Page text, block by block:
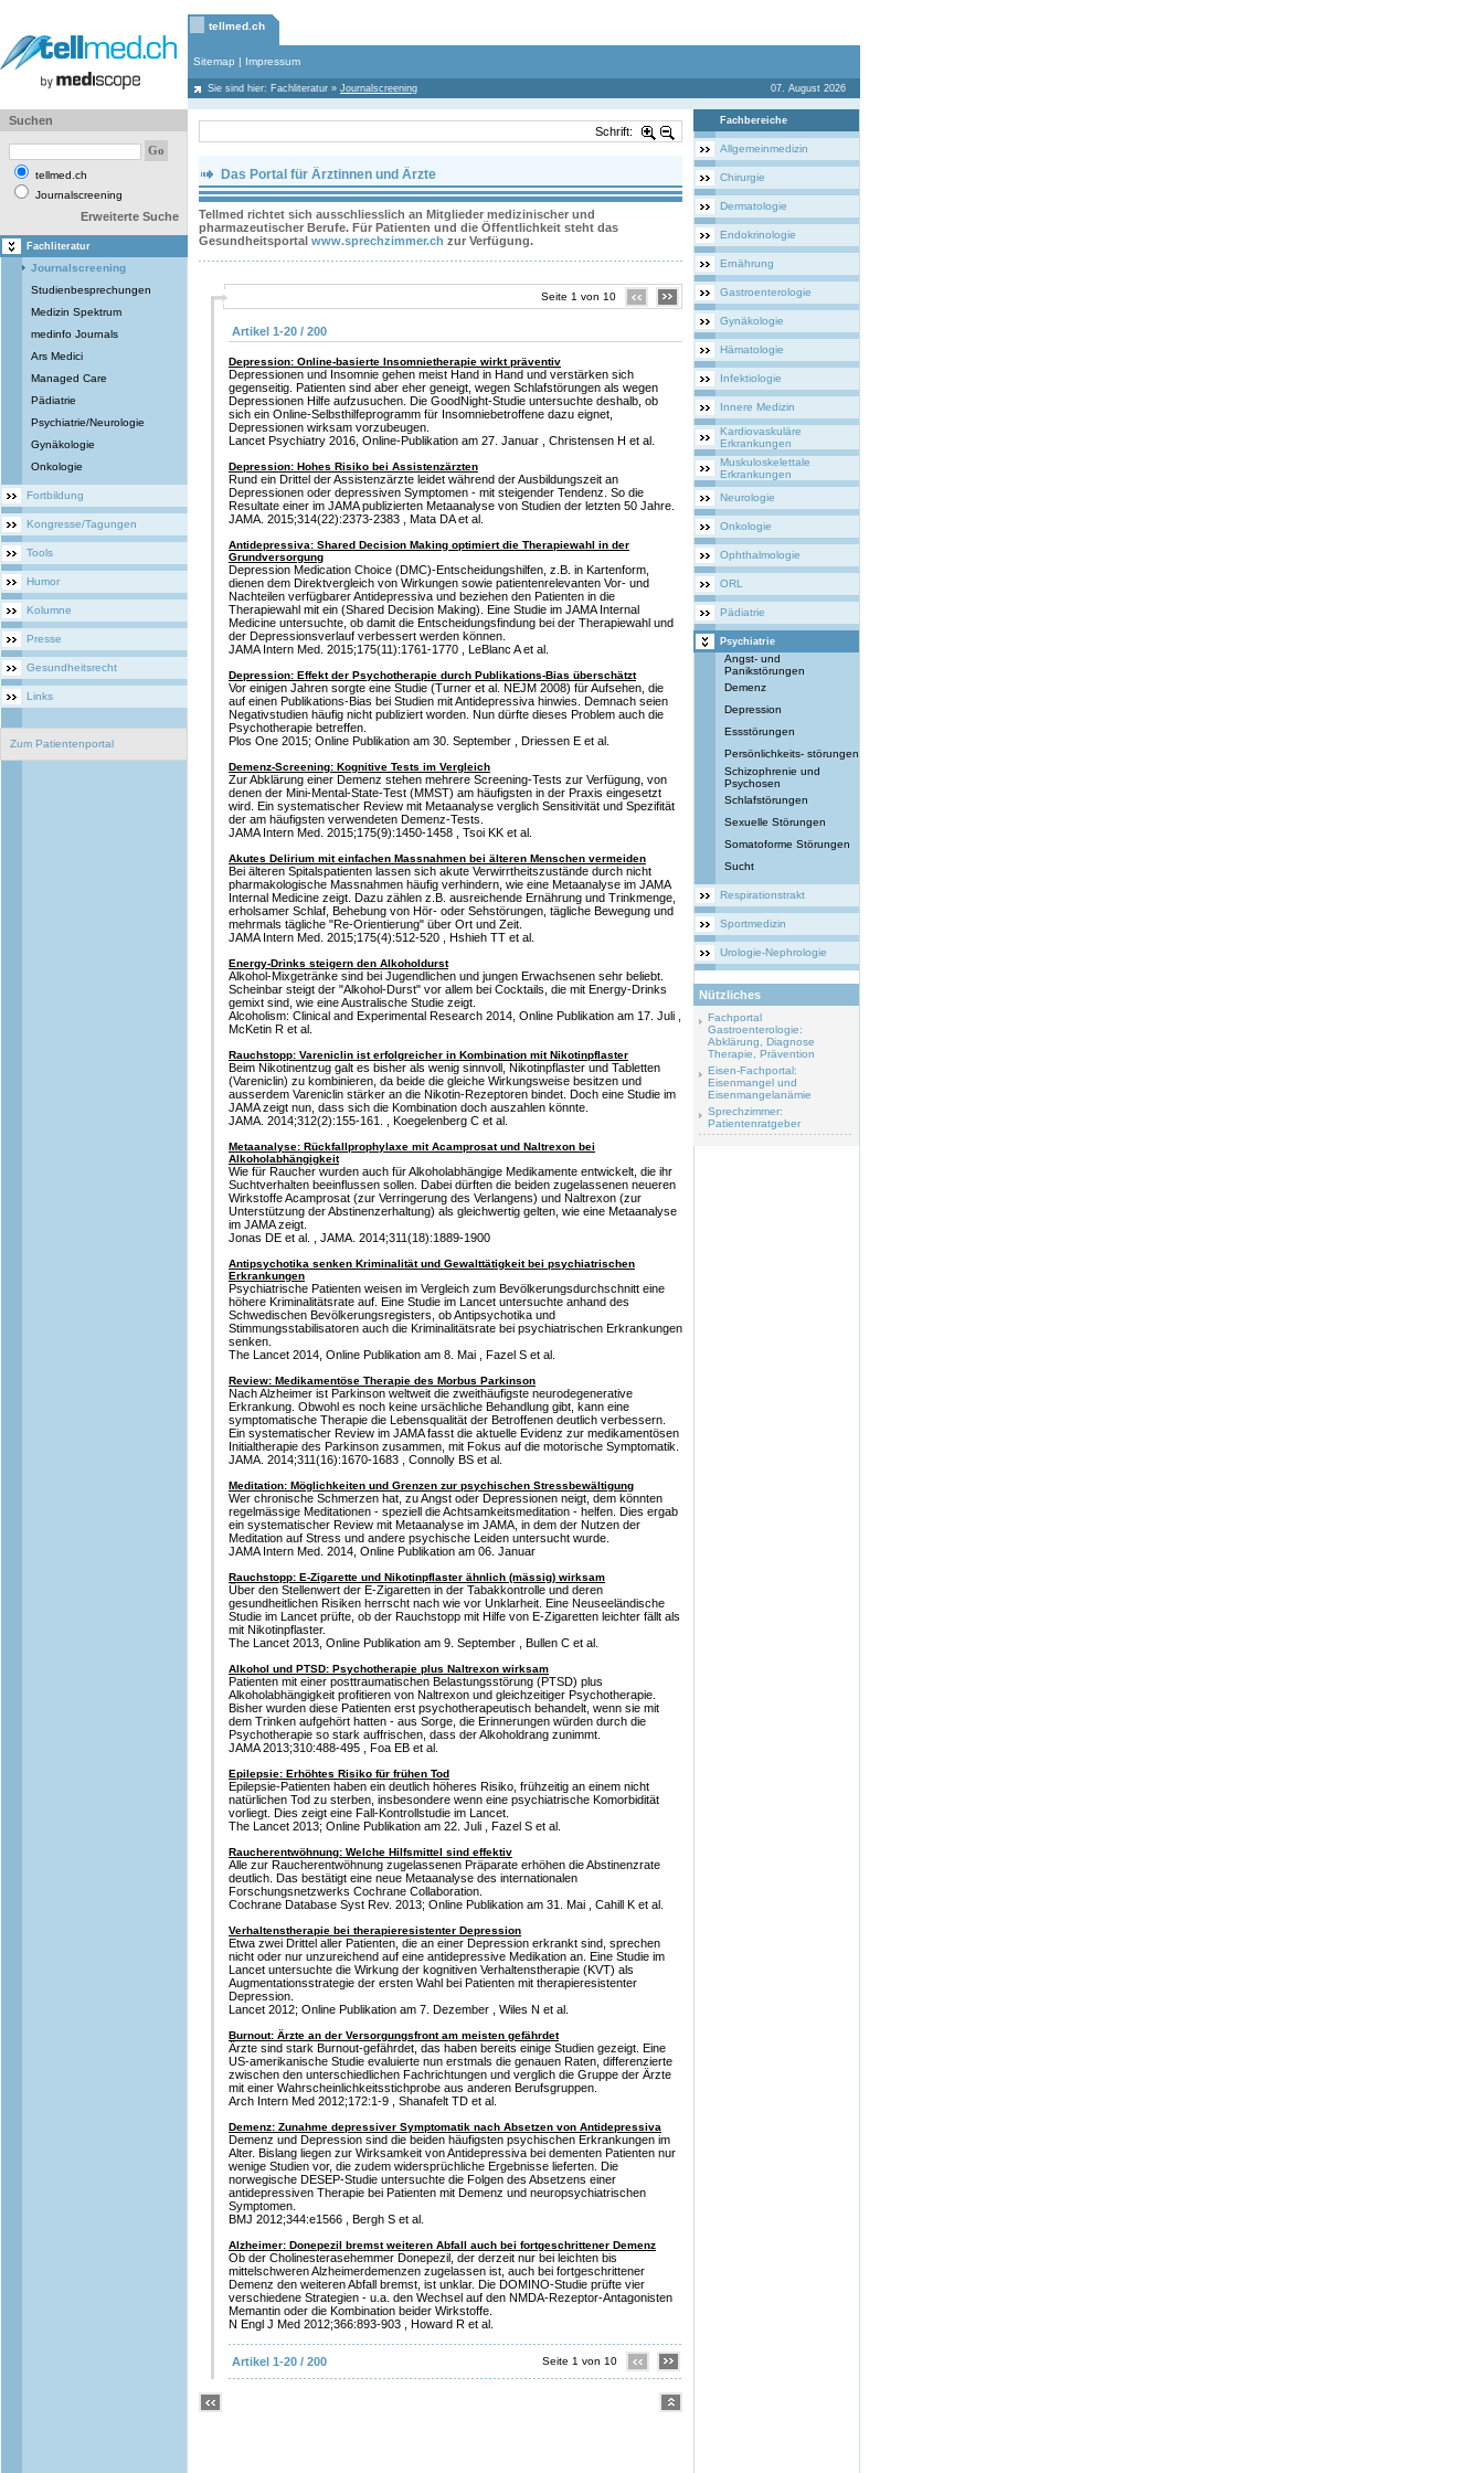
tellmed.ch
Sitemap | Impressum
Sie sind hier: Fachliteratur » Journalscreening 07. August 2026
Suchen
tellmed.ch
Journalscreening
Erweiterte Suche
Fachliteratur
Journalscreening
Studienbesprechungen
Medizin Spektrum
medinfo Journals
Ars Medici
Managed Care
Pädiatrie
Psychiatrie/Neurologie
Gynäkologie
Onkologie
Fortbildung
Kongresse/Tagungen
Tools
Humor
Kolumne
Presse
Gesundheitsrecht
Links
Zum Patientenportal
Schrift:
Das Portal für Ärztinnen und Ärzte
Tellmed richtet sich ausschliesslich an Mitglieder medizinischer und
pharmazeutischer Berufe. Für Patienten und die Öffentlichkeit steht das
Gesundheitsportal www.sprechzimmer.ch zur Verfügung.
Seite 1 von 10
Artikel 1-20 / 200
Depression: Online-basierte Insomnietherapie wirkt präventiv
Depressionen und Insomnie gehen meist Hand in Hand und verstärken sich
gegenseitig. Patienten sind aber eher geneigt, wegen Schlafstörungen als wegen
Depressionen Hilfe aufzusuchen. Die GoodNight-Studie untersuchte deshalb, ob
sich ein Online-Selbsthilfeprogramm für Insomniebetroffene dazu eignet,
Depressionen wirksam vorzubeugen.
Lancet Psychiatry 2016, Online-Publikation am 27. Januar , Christensen H et al.
Depression: Hohes Risiko bei Assistenzärzten
Rund ein Drittel der Assistenzärzte leidet während der Ausbildungszeit an
Depressionen oder depressiven Symptomen - mit steigender Tendenz. So die
Resultate einer im JAMA publizierten Metaanalyse von Studien der letzten 50 Jahre.
JAMA. 2015;314(22):2373-2383 , Mata DA et al.
Antidepressiva: Shared Decision Making optimiert die Therapiewahl in der
Grundversorgung
Depression Medication Choice (DMC)-Entscheidungshilfen, z.B. in Kartenform,
dienen dem Direktvergleich von Wirkungen sowie patientenrelevanten Vor- und
Nachteilen verfügbarer Antidepressiva und beziehen den Patienten in die
Therapiewahl mit ein (Shared Decision Making). Eine Studie im JAMA Internal
Medicine untersuchte, ob damit die Entscheidungsfindung bei der Therapiewahl und
der Depressionsverlauf verbessert werden können.
JAMA Intern Med. 2015;175(11):1761-1770 , LeBlanc A et al.
Depression: Effekt der Psychotherapie durch Publikations-Bias überschätzt
Vor einigen Jahren sorgte eine Studie (Turner et al. NEJM 2008) für Aufsehen, die
auf einen Publikations-Bias bei Studien mit Antidepressiva hinwies. Demnach seien
Negativstudien häufig nicht publiziert worden. Nun dürfte dieses Problem auch die
Psychotherapie betreffen.
Plos One 2015; Online Publikation am 30. September , Driessen E et al.
Demenz-Screening: Kognitive Tests im Vergleich
Zur Abklärung einer Demenz stehen mehrere Screening-Tests zur Verfügung, von
denen der Mini-Mental-State-Test (MMST) am häufigsten in der Praxis eingesetzt
wird. Ein systematischer Review mit Metaanalyse verglich Sensitivität und Spezifität
der am häufigsten verwendeten Demenz-Tests.
JAMA Intern Med. 2015;175(9):1450-1458 , Tsoi KK et al.
Akutes Delirium mit einfachen Massnahmen bei älteren Menschen vermeiden
Bei älteren Spitalspatienten lassen sich akute Verwirrtheitszustände durch nicht
pharmakologische Massnahmen häufig verhindern, wie eine Metaanalyse im JAMA
Internal Medicine zeigt. Dazu zählen z.B. ausreichende Ernährung und Trinkmenge,
erholsamer Schlaf, Behebung von Hör- oder Sehstörungen, tägliche Bewegung und
mehrmals tägliche "Re-Orientierung" über Ort und Zeit.
JAMA Intern Med. 2015;175(4):512-520 , Hshieh TT et al.
Energy-Drinks steigern den Alkoholdurst
Alkohol-Mixgetränke sind bei Jugendlichen und jungen Erwachsenen sehr beliebt.
Scheinbar steigt der "Alkohol-Durst" vor allem bei Cocktails, die mit Energy-Drinks
gemixt sind, wie eine Australische Studie zeigt.
Alcoholism: Clinical and Experimental Research 2014, Online Publikation am 17. Juli ,
McKetin R et al.
Rauchstopp: Vareniclin ist erfolgreicher in Kombination mit Nikotinpflaster
Beim Nikotinentzug galt es bisher als wenig sinnvoll, Nikotinpflaster und Tabletten
(Vareniclin) zu kombinieren, da beide die gleiche Wirkungsweise besitzen und
ausserdem Vareniclin stärker an die Nikotin-Rezeptoren bindet. Doch eine Studie im
JAMA zeigt nun, dass sich die Kombination doch auszahlen könnte.
JAMA. 2014;312(2):155-161. , Koegelenberg C et al.
Metaanalyse: Rückfallprophylaxe mit Acamprosat und Naltrexon bei
Alkoholabhängigkeit
Wie für Raucher wurden auch für Alkohol­abhängige Medikamente entwickelt, die ihr
Suchtverhalten beeinflussen sollen. Dabei dürften die beiden zugelassenen neueren
Wirkstoffe Acamprosat (zur Verringerung des Verlangens) und Naltrexon (zur
Unterstützung der Abstinenzerhaltung) als gleichwertig gelten, wie eine Metaanalyse
im JAMA zeigt.
Jonas DE et al. , JAMA. 2014;311(18):1889-1900
Antipsychotika senken Kriminalität und Gewalttätigkeit bei psychiatrischen
Erkrankungen
Psychiatrische Patienten weisen im Vergleich zum Bevölkerungsdurchschnitt eine
höhere Kriminalitätsrate auf. Eine Studie im Lancet untersuchte anhand des
Schwedischen Bevölkerungsregisters, ob Antipsychotika und
Stimmungsstabilisatoren auch die Kriminalitätsrate bei psychiatrischen Erkrankungen
senken.
The Lancet 2014, Online Publikation am 8. Mai , Fazel S et al.
Review: Medikamentöse Therapie des Morbus Parkinson
Nach Alzheimer ist Parkinson weltweit die zweithäufigste neurodegenerative
Erkrankung. Obwohl es noch keine ursächliche Behandlung gibt, kann eine
symptomatische Therapie die Lebensqualität der Betroffenen deutlich verbessern.
Ein systematischer Review im JAMA fasst die aktuelle Evidenz zur medikamentösen
Initialtherapie des Parkinson zusammen, mit Fokus auf die motorische Symptomatik.
JAMA. 2014;311(16):1670-1683 , Connolly BS et al.
Meditation: Möglichkeiten und Grenzen zur psychischen Stressbewältigung
Wer chronische Schmerzen hat, zu Angst oder Depressionen neigt, dem könnten
regelmässige Meditationen - speziell die Achtsamkeitsmeditation - helfen. Dies ergab
ein systematischer Review mit Metaanalyse im JAMA, in dem der Nutzen der
Meditation auf Stress und andere psychische Leiden untersucht wurde.
JAMA Intern Med. 2014, Online Publikation am 06. Januar
Rauchstopp: E-Zigarette und Nikotinpflaster ähnlich (mässig) wirksam
Über den Stellenwert der E-Zigaretten in der Tabakkontrolle und deren
gesundheitlichen Risiken herrscht nach wie vor Unklarheit. Eine Neuseeländische
Studie im Lancet prüfte, ob der Rauchstopp mit Hilfe von E-Zigaretten leichter fällt als
mit Nikotinpflaster.
The Lancet 2013, Online Publikation am 9. September , Bullen C et al.
Alkohol und PTSD: Psychotherapie plus Naltrexon wirksam
Patienten mit einer posttraumatischen Belastungsstörung (PTSD) plus
Alkoholabhängigkeit profitieren von Naltrexon und gleichzeitiger Psychotherapie.
Bisher wurden diese Patienten erst psychotherapeutisch behandelt, wenn sie mit
dem Trinken aufgehört hatten - aus Sorge, die Erinnerungen würden durch die
Psychotherapie so stark auffrischen, dass der Alkoholdrang zunimmt.
JAMA 2013;310:488-495 , Foa EB et al.
Epilepsie: Erhöhtes Risiko für frühen Tod
Epilepsie-Patienten haben ein deutlich höheres Risiko, frühzeitig an einem nicht
natürlichen Tod zu sterben, insbesondere wenn eine psychiatrische Komorbidität
vorliegt. Dies zeigt eine Fall-Kontrollstudie im Lancet.
The Lancet 2013; Online Publikation am 22. Juli , Fazel S et al.
Raucherentwöhnung: Welche Hilfsmittel sind effektiv
Alle zur Raucherentwöhnung zugelassenen Präparate erhöhen die Abstinenzrate
deutlich. Das bestätigt eine neue Metaanalyse des internationalen
Forschungsnetzwerks Cochrane Collaboration.
Cochrane Database Syst Rev. 2013; Online Publikation am 31. Mai , Cahill K et al.
Verhaltenstherapie bei therapieresistenter Depression
Etwa zwei Drittel aller Patienten, die an einer Depression erkrankt sind, sprechen
nicht oder nur unzureichend auf eine antidepressive Medikation an. Eine Studie im
Lancet untersuchte die Wirkung der kognitiven Verhaltenstherapie (KVT) als
Augmentationsstrategie der ersten Wahl bei Patienten mit therapieresistenter
Depression.
Lancet 2012; Online Publikation am 7. Dezember , Wiles N et al.
Burnout: Ärzte an der Versorgungsfront am meisten gefährdet
Ärzte sind stark Burnout-gefährdet, das haben bereits einige Studien gezeigt. Eine
US-amerikanische Studie evaluierte nun erstmals die genauen Raten, differenzierte
zwischen den unterschiedlichen Fachrichtungen und verglich die Gruppe der Ärzte
mit einer Wahrscheinlichkeitsstichprobe aus anderen Berufsgruppen.
Arch Intern Med 2012;172:1-9 , Shanafelt TD et al.
Demenz: Zunahme depressiver Symptomatik nach Absetzen von Antidepressiva
Demenz und Depression sind die beiden häufigsten psychischen Erkrankungen im
Alter. Bislang liegen zur Wirksamkeit von Antidepressiva bei dementen Patienten nur
wenige Studien vor, die zudem widersprüchliche Ergebnisse lieferten. Die
norwegische DESEP-Studie untersuchte die Folgen des Absetzens einer
antidepressiven Therapie bei Patienten mit Demenz und neuropsychiatrischen
Symptomen.
BMJ 2012;344:e1566 , Bergh S et al.
Alzheimer: Donepezil bremst weiteren Abfall auch bei fortgeschrittener Demenz
Ob der Cholinesterasehemmer Donepezil, der derzeit nur bei leichten bis
mittelschweren Alzheimerdemenzen zugelassen ist, auch bei fortgeschrittener
Demenz den weiteren Abfall bremst, ist unklar. Die DOMINO-Studie prüfte vier
verschiedene Strategien - u.a. den Wechsel auf den NMDA-Rezeptor-Antagonisten
Memantin oder die Kombination beider Wirkstoffe.
N Engl J Med 2012;366:893-903 , Howard R et al.
Artikel 1-20 / 200 Seite 1 von 10
Fachbereiche
Allgemeinmedizin
Chirurgie
Dermatologie
Endokrinologie
Ernährung
Gastroenterologie
Gynäkologie
Hämatologie
Infektiologie
Innere Medizin
Kardiovaskuläre
Erkrankungen
Muskuloskelettale
Erkrankungen
Neurologie
Onkologie
Ophthalmologie
ORL
Pädiatrie
Psychiatrie
Angst- und
Panikstörungen
Demenz
Depression
Essstörungen
Persönlichkeits- störungen
Schizophrenie und
Psychosen
Schlafstörungen
Sexuelle Störungen
Somatoforme Störungen
Sucht
Respirationstrakt
Sportmedizin
Urologie-Nephrologie
Nützliches
Fachportal
Gastroenterologie:
Abklärung, Diagnose
Therapie, Prävention
Eisen-Fachportal:
Eisenmangel und
Eisenmangelanämie
Sprechzimmer:
Patientenratgeber